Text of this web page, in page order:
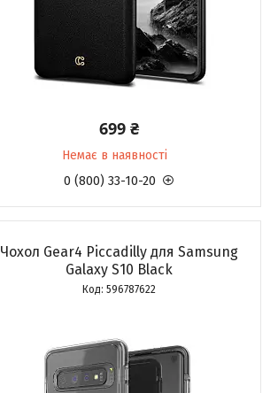
699 ₴
Немає в наявності
0 (800) 33-10-20
Чохол Gear4 Piccadilly для Samsung
Galaxy S10 Black
596787622